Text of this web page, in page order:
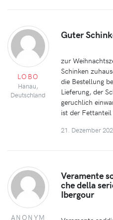
LOBO
Hanau,
Deutschland
Guter
zur
Schinken
die Bestellung
Lieferung, der
geruchlich
ist der
21. Dezember
ANONYM
Veramente
che della
Ibergour